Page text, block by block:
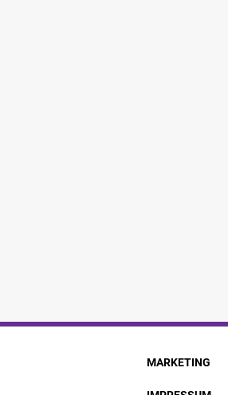
MARKETING